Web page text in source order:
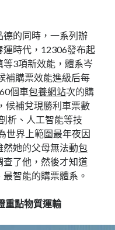
德的同時，一系列辦
時代，12306發布起
等3項新效能，體系岑
補購票效能進級后每
個車包養網站次的購
候補兌現勝利車票數
析、人工智能等技
世界上範圍最年夜因
然她的父母無法動包
了他，然後才知道
智能的購票體系。
重點物質運輸